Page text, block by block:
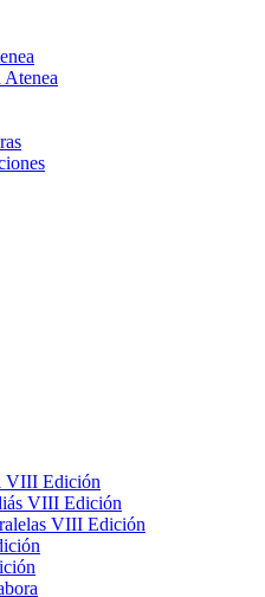
VIII Edición
VIII Edición
VIII Edición